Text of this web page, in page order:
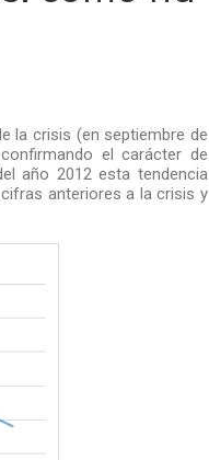
la crisis (en septiembre de
el carácter de
año 2012 esta tendencia
anteriores a la crisis y